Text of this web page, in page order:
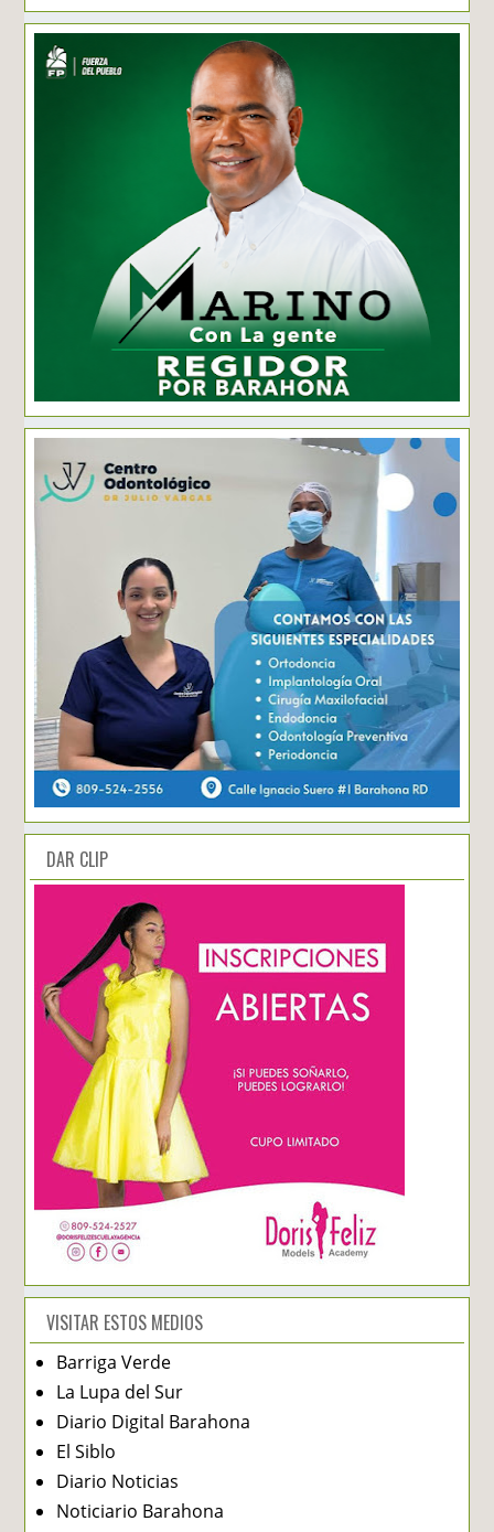
DAR CLIP
VISITAR ESTOS MEDIOS
Barriga Verde
La Lupa del Sur
Diario Digital Barahona
El Siblo
Diario Noticias
Noticiario Barahona